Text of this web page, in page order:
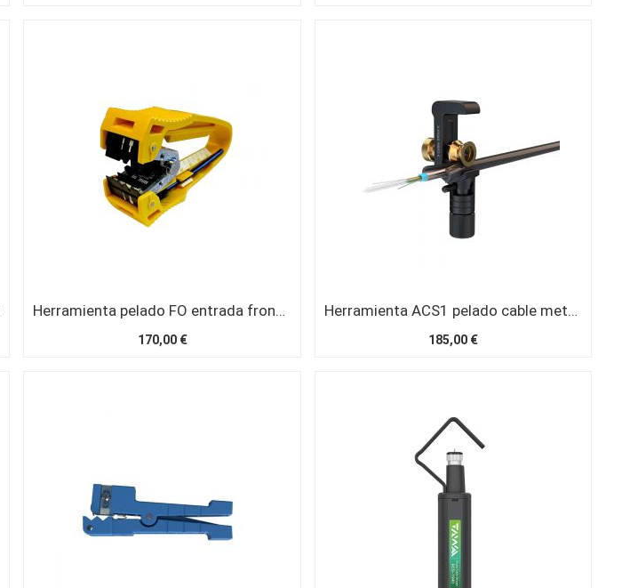
Herramienta pelado FO entrada frontal
170,00 €
Herramienta ACS1 pelado cable metálico (8 a 28,6 mm)
185,00 €